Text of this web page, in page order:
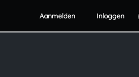
Aanmelden Inloggen